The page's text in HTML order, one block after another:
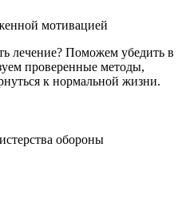
мотивацией
лечение? Поможем убедить в
проверенные методы,
к нормальной жизни.
обороны